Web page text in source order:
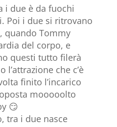
i due è da fuochi
Poi i due si ritrovano
quando Tommy
del corpo, e
questi tutto filerà
l’attrazione che c’è
finito l’incarico
mooooolto
😏
tra i due nasce